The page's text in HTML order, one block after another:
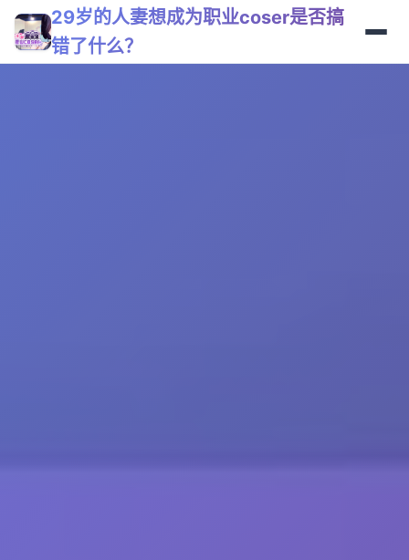
29岁的人妻想成为职业coser是否搞
错了什么？